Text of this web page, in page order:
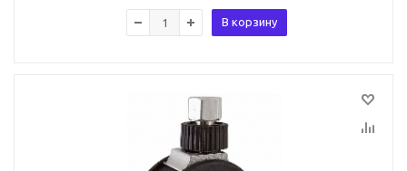
В корзину